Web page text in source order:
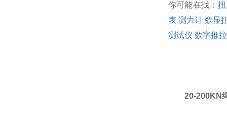
你可能在找：
表 测力计 数显
测试仪 数字推
20-200KN